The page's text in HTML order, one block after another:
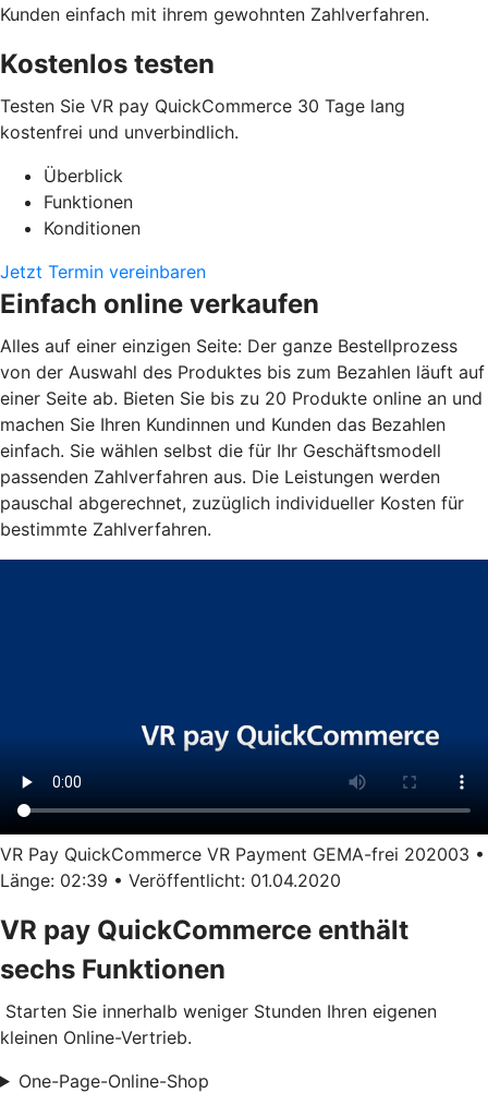
Kunden einfach mit ihrem gewohnten Zahlverfahren.
Kostenlos testen
Testen Sie VR pay QuickCommerce 30 Tage lang
kostenfrei und unverbindlich.
Überblick
Funktionen
Konditionen
Jetzt Termin vereinbaren
Einfach online verkaufen
Alles auf einer einzigen Seite: Der ganze Bestellprozess
von der Auswahl des Produktes bis zum Bezahlen läuft auf
einer Seite ab. Bieten Sie bis zu 20 Produkte online an und
machen Sie Ihren Kundinnen und Kunden das Bezahlen
einfach. Sie wählen selbst die für Ihr Geschäftsmodell
passenden Zahlverfahren aus. Die Leistungen werden
pauschal abgerechnet, zuzüglich individueller Kosten für
bestimmte Zahlverfahren.
VR Pay QuickCommerce VR Payment GEMA-frei 202003 •
Länge: 02:39 • Veröffentlicht: 01.04.2020
VR pay QuickCommerce enthält
sechs Funktionen
Starten Sie innerhalb weniger Stunden Ihren eigenen
kleinen Online-Vertrieb.
One-Page-Online-Shop